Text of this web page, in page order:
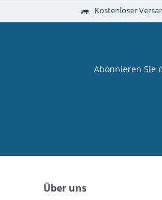
Kostenloser
Abonnieren Sie
Über uns